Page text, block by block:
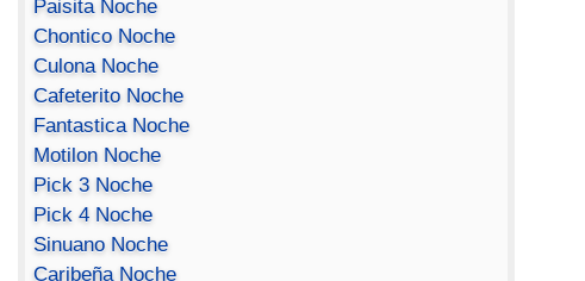
Paisita Noche
Chontico Noche
Culona Noche
Cafeterito Noche
Fantastica Noche
Motilon Noche
Pick 3 Noche
Pick 4 Noche
Sinuano Noche
Caribeña Noche